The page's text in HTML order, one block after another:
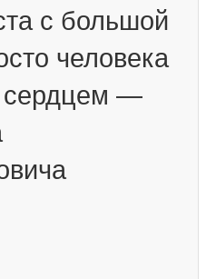
с большой
человека
—